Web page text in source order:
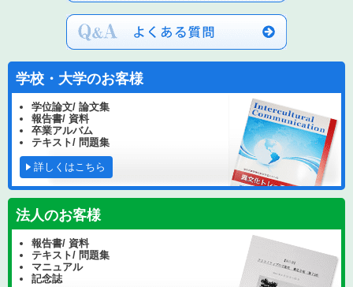
学校・大学のお客様
学位論文/ 論文集
報告書/ 資料
卒業アルバム
テキスト/ 問題集
詳しくはこちら
法人のお客様
報告書/ 資料
テキスト/ 問題集
マニュアル
記念誌